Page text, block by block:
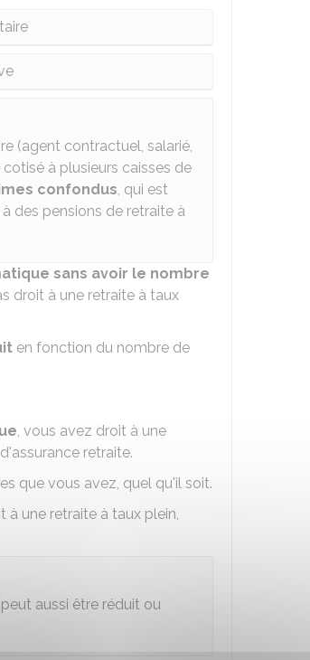
(agent contractuel, salarié,
à plusieurs caisses de
confondus, qui est
des pensions de retraite à
sans avoir le nombre
droit à une retraite à taux
en fonction du nombre de
, vous avez droit à une
retraite.
que vous avez, quel qu'il soit.
une retraite à taux plein,
peut aussi être réduit ou